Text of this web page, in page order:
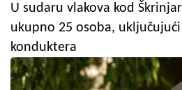
U sudaru vlakova kod
ukupno 25 osoba,
konduktera